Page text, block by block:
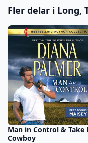
Fler delar i Long,
Man in Control & Take
Cowboy